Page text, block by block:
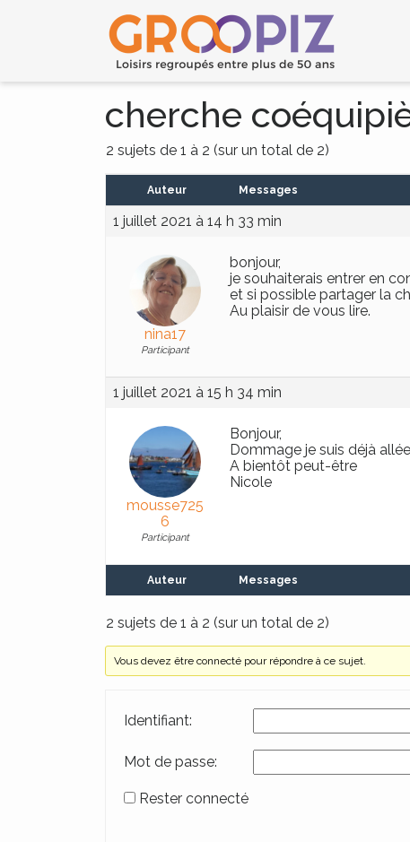
cherche
2 sujets de 1 à 2 (sur un total de 2)
Auteur Messages
1 juillet 2021 à 14 h 33 min
nina17
Participant
bonjour,
je souhaiterais entrer en
et si possible partager la
Au plaisir de vous lire.
1 juillet 2021 à 15 h 34 min
mousse725
6
Participant
Bonjour,
Dommage je suis déjà
A bientôt peut-être
Nicole
Auteur Messages
2 sujets de 1 à 2 (sur un total de 2)
Vous devez être connecté pour répondre à ce sujet.
Identifiant:
Mot de passe:
Rester connecté